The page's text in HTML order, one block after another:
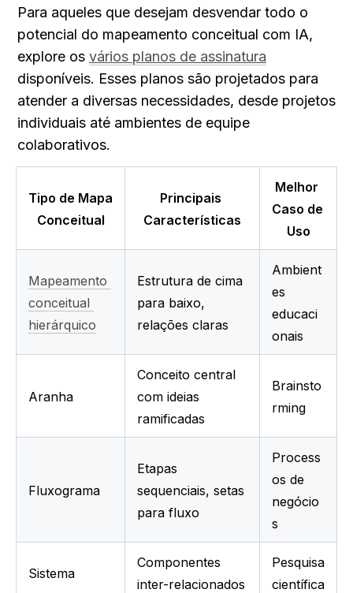
Para aqueles que desejam desvendar todo o
potencial do mapeamento conceitual com IA,
explore os vários planos de assinatura
disponíveis. Esses planos são projetados para
atender a diversas necessidades, desde projetos
individuais até ambientes de equipe
colaborativos.
Tipo de Mapa
Conceitual
Principais
Características
Melhor
Caso de
Uso
Mapeamento
conceitual
hierárquico
Estrutura de cima
para baixo,
relações claras
Ambient
es
educaci
onais
Aranha
Conceito central
com ideias
ramificadas
Brainsto
rming
Fluxograma
Etapas
sequenciais, setas
para fluxo
Process
os de
negócio
s
Sistema
Componentes
inter-relacionados
Pesquisa
científica